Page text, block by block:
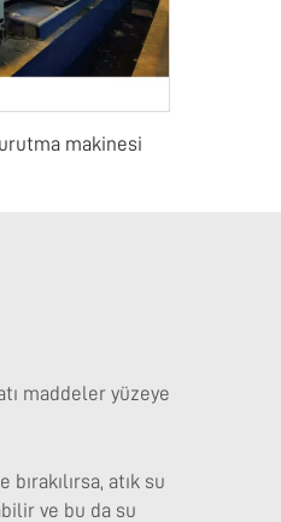
makinesi
maddeler yüzeye
atık su
ve bu da su